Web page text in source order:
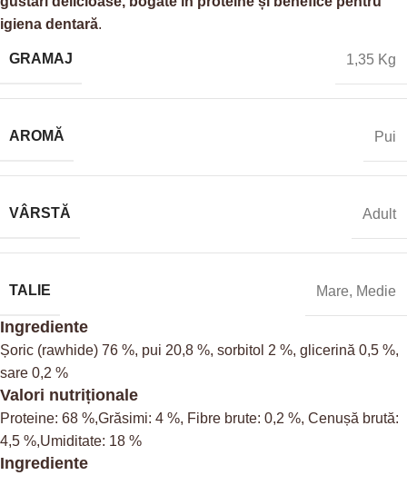
igiena dentară.
GRAMAJ 1,35 Kg
AROMĂ Pui
VÂRSTĂ Adult
TALIE Mare, Medie
Ingrediente
Șoric (rawhide) 76 %, pui 20,8 %, sorbitol 2 %, glicerină 0,5 %,
sare 0,2 %
Valori nutriționale
Proteine: 68 %,Grăsimi: 4 %, Fibre brute: 0,2 %, Cenușă brută:
4,5 %,Umiditate: 18 %
Ingrediente